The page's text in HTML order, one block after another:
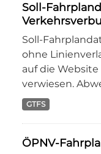
Soll-
Soll-
ohne
auf die
verwiesen.
GTFS
ÖPNV-